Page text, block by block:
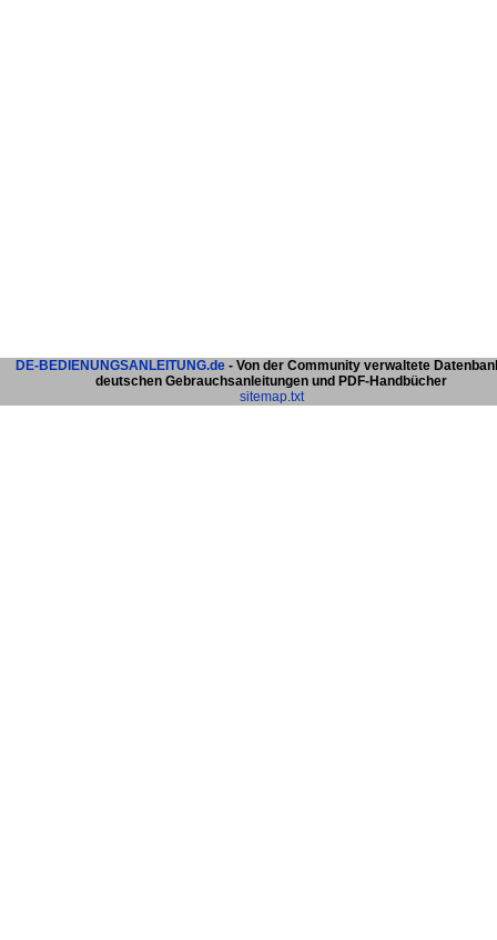
DE-BEDIENUNGSANLEITUNG.de - Von der Community verwaltete
deutschen Gebrauchsanleitungen und PDF-Handbücher
sitemap.txt